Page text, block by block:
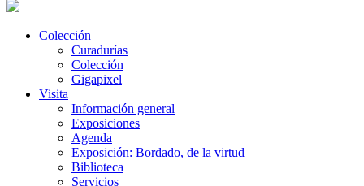
Colección
Curadurías
Colección
Gigapixel
Visita
Información general
Exposiciones
Agenda
Exposición: Bordado, de la virtud
Biblioteca
Servicios